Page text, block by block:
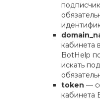
кабинета
BotHelp
искать
token —
кабинета